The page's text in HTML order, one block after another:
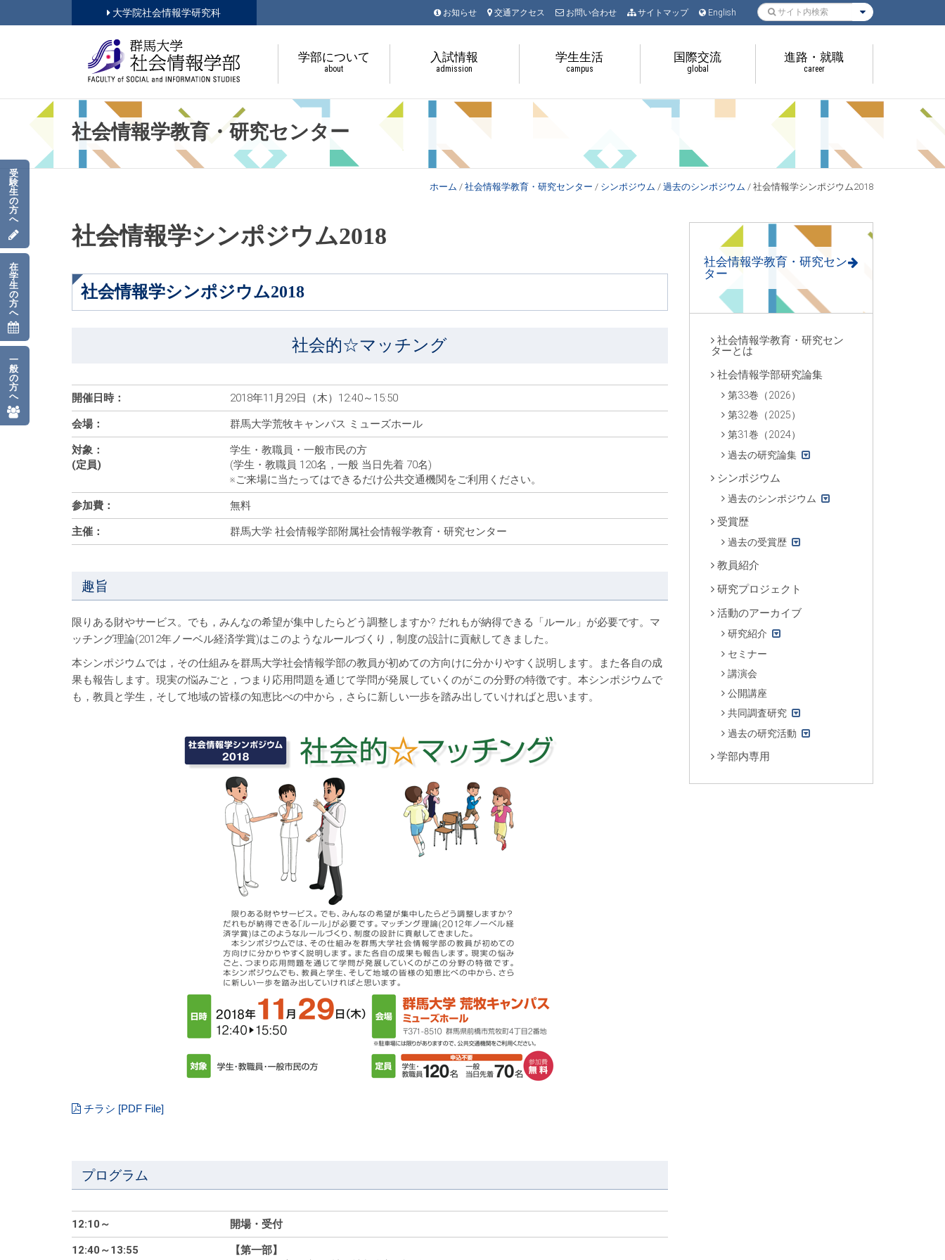
大学院社会情報学研究科 お知らせ 交通アクセス お問い合わせ サイトマップ English
学部について
about
入試情報
admission
学生生活
campus
国際交流
global
進路・就職
career
受
験
生
の
方
へ
在
学
生
の
方
へ
一
般
の
方
へ
社会情報学教育・研究センター
ホーム / 社会情報学教育・研究センター / シンポジウム / 過去のシンポジウム / 社会情報学シンポジウム2018
社会情報学シンポジウム2018
社会情報学シンポジウム2018
社会的☆マッチング
開催日時： 2018年11月29日（木）12:40～15:50
会場： 群馬大学荒牧キャンパス ミューズホール
対象：
(定員)
学生・教職員・一般市民の方
(学生・教職員 120名，一般 当日先着 70名)
※ご来場に当たってはできるだけ公共交通機関をご利用ください。
参加費： 無料
主催： 群馬大学 社会情報学部附属社会情報学教育・研究センター
趣旨
限りある財やサービス。でも，みんなの希望が集中したらどう調整しますか? だれもが納得できる「ルール」が必要です。マ
ッチング理論(2012年ノーベル経済学賞)はこのようなルールづくり，制度の設計に貢献してきました。
本シンポジウムでは，その仕組みを群馬大学社会情報学部の教員が初めての方向けに分かりやすく説明します。また各自の成
果も報告します。現実の悩みごと，つまり応用問題を通じて学問が発展していくのがこの分野の特徴です。本シンポジウムで
も，教員と学生，そして地域の皆様の知恵比べの中から，さらに新しい一歩を踏み出していければと思います。
チラシ
プログラム
12:10～ 開場・受付
12:40～13:55
【第一部】
社会情報学教育・研究セン
ター
社会情報学教育・研究セン
ターとは
社会情報学部研究論集
第33巻（2026）
第32巻（2025）
第31巻（2024）
過去の研究論集
シンポジウム
過去のシンポジウム
受賞歴
過去の受賞歴
教員紹介
研究プロジェクト
活動のアーカイブ
研究紹介
セミナー
講演会
公開講座
共同調査研究
過去の研究活動
学部内専用